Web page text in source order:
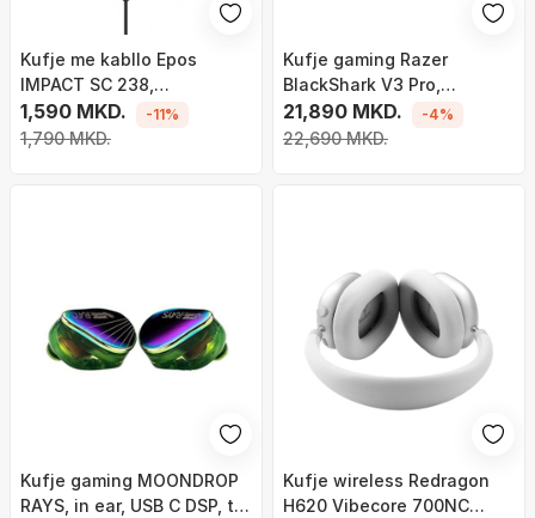
Kufje me kabllo Epos
IMPACT SC 238,
profesionale, e zezë
1,590 MKD.
1,790 MKD.
-11%
Kufje gaming Razer
BlackShark V3 Pro,
wireless dhe me kabllo,
USB dhe Bluetooth, të
21,890 MKD.
22,690 MKD.
-4%
Kufje gaming MOONDROP
RAYS, in ear, USB C DSP, të
Kufje wireless Redragon
H620 Vibecore 700NC